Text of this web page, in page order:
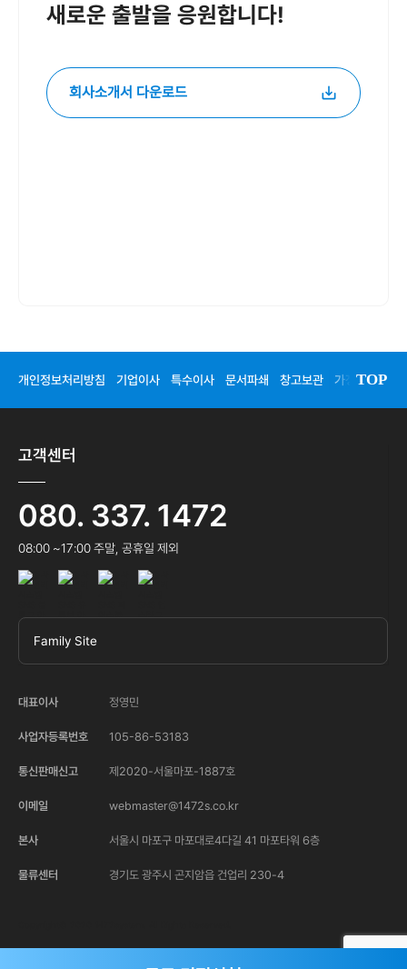
새로운 출발을 응원합니다!
회사소개서 다운로드
개인정보처리방침 기업이사 특수이사 문서파쇄 창고보관 가정이사
TOP
고객센터
080. 337. 1472
08:00 ~17:00 주말, 공휴일 제외
Family Site
대표이사 정영민
사업자등록번호 105-86-53183
통신판매신고 제2020-서울마포-1887호
이메일 webmaster@1472s.co.kr
본사 서울시 마포구 마포대로4다길 41 마포타워 6층
물류센터 경기도 광주시 곤지암읍 건업리 230-4